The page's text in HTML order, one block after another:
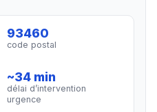
93460
code postal
~34 min
délai d’intervention
urgence